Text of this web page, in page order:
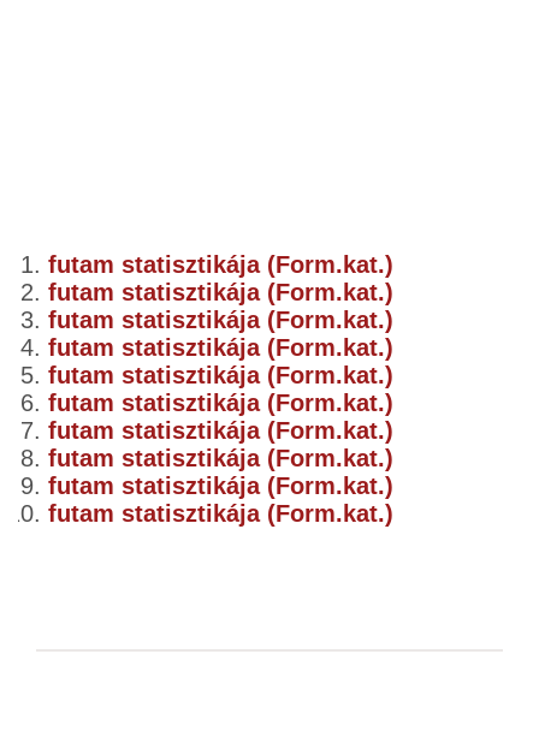
futam statisztikája (Form.kat.)
futam statisztikája (Form.kat.)
futam statisztikája (Form.kat.)
futam statisztikája (Form.kat.)
futam statisztikája (Form.kat.)
futam statisztikája (Form.kat.)
futam statisztikája (Form.kat.)
futam statisztikája (Form.kat.)
futam statisztikája (Form.kat.)
futam statisztikája (Form.kat.)